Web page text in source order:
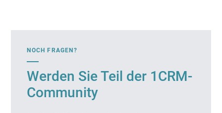
NOCH FRAGEN?
Werden Sie Teil der 1CRM-
Community